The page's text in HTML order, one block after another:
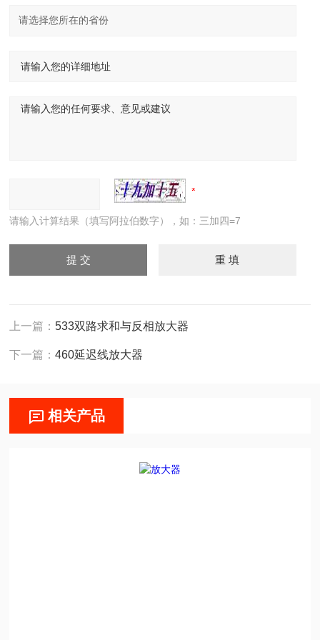
请输入计算结果（填写阿拉伯数字），如：三加四=7
上一篇：533双路求和与反相放大器
下一篇：460延迟线放大器
相关产品